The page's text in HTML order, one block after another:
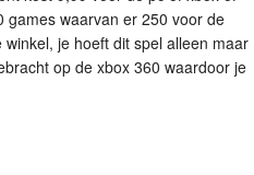
games waarvan er 250 voor de
je hoeft dit spel alleen maar
op de xbox 360 waardoor je